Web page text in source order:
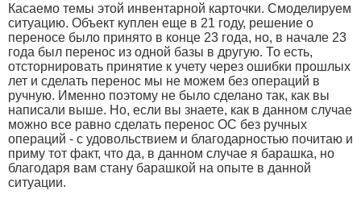
Касаемо темы этой инвентарной карточки. Смоделируем
ситуацию. Объект куплен еще в 21 году, решение о
переносе было принято в конце 23 года, но, в начале 23
года был перенос из одной базы в другую. То есть,
отсторнировать принятие к учету через ошибки прошлых
лет и сделать перенос мы не можем без операций в
ручную. Именно поэтому не было сделано так, как вы
написали выше. Но, если вы знаете, как в данном случае
можно все равно сделать перенос ОС без ручных
операций - с удовольствием и благодарностью почитаю и
приму тот факт, что да, в данном случае я барашка, но
благодаря вам стану барашкой на опыте в данной
ситуации.